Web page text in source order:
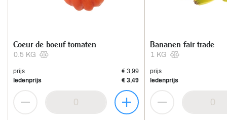
0.5 KG
Coeur de boeuf tomaten
prijs
€ 3,99
ledenprijs
€ 3,49
1 KG
Bananen fair trade
prijs
ledenprijs